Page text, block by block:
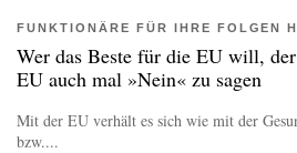
FUNKTIONÄRE FÜR IHRE FOLGEN
Wer das Beste für die EU will,
EU auch mal »Nein« zu sagen
Mit der EU verhält es sich wie mit der
bzw....